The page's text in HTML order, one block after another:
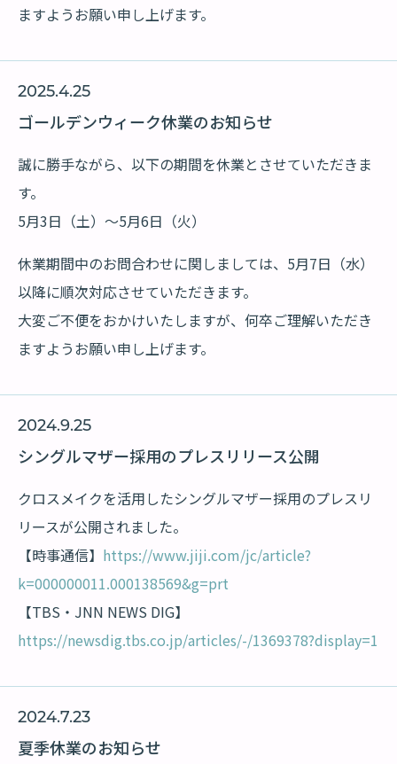
ますようお願い申し上げます。
ゴールデンウィーク休業のお知らせ
2025.4.25
誠に勝手ながら、以下の期間を休業とさせていただきま
す。
5月3日（土）～5月6日（火）
休業期間中のお問合わせに関しましては、5月7日（水）
以降に順次対応させていただきます。
大変ご不便をおかけいたしますが、何卒ご理解いただき
ますようお願い申し上げます。
シングルマザー採用のプレスリリース公開
2024.9.25
クロスメイクを活用したシングルマザー採用のプレスリ
リースが公開されました。
【時事通信】 https://www.jiji.com/jc/article?
k=000000011.000138569&g=prt
【TBS・JNN NEWS DIG】
https://newsdig.tbs.co.jp/articles/-/1369378?display=1
夏季休業のお知らせ
2024.7.23